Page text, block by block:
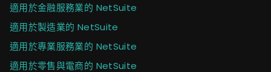
適用於金融服務業的 NetSuite
適用於製造業的 NetSuite
適用於專業服務業的 NetSuite
適用於零售與電商的 NetSuite